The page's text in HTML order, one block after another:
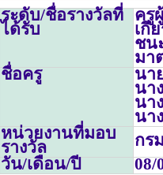
ระดับ/ชื่อรางวัลที่
ได้รับ
ครู
เกี
ชน
มา
ชื่อครู
นา
นา
นา
นา
หน่วยงานที่มอบ
รางวัล
กร
วัน/เดือน/ปี
08/